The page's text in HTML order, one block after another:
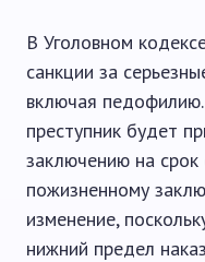
В Уголовном
санкции за
включая
преступник будет
заключению на
пожизненному
изменение,
нижний предел